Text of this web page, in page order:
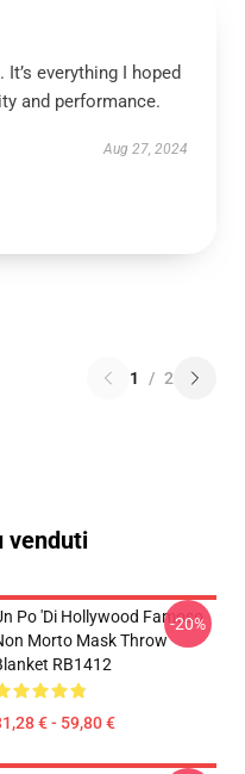
everything I hoped
and performance.
Aug 27, 2024
1 / 2
venduti
Po 'di Hollywood Famoso
Morto Mask Throw
RB1412
€ - 59,80 €
-20%